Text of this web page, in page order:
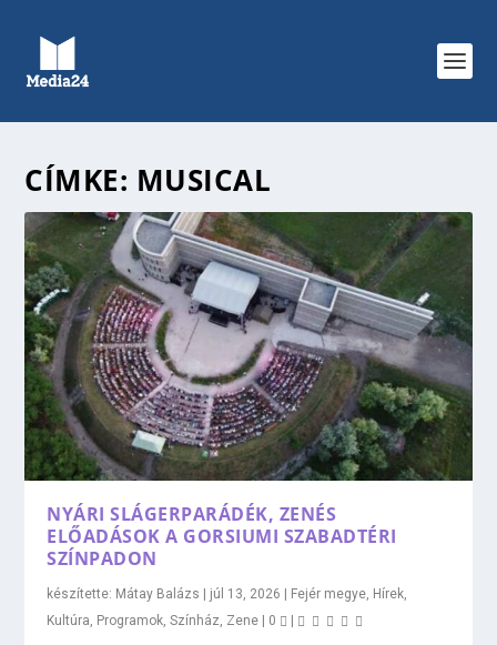
CÍMKE: MUSICAL
NYÁRI SLÁGERPARÁDÉK, ZENÉS
ELŐADÁSOK A GORSIUMI SZABADTÉRI
SZÍNPADON
készítette: Mátay Balázs | júl 13, 2026 | Fejér megye Hírek
Kultúra Programok ,Színház Zene | 0 |